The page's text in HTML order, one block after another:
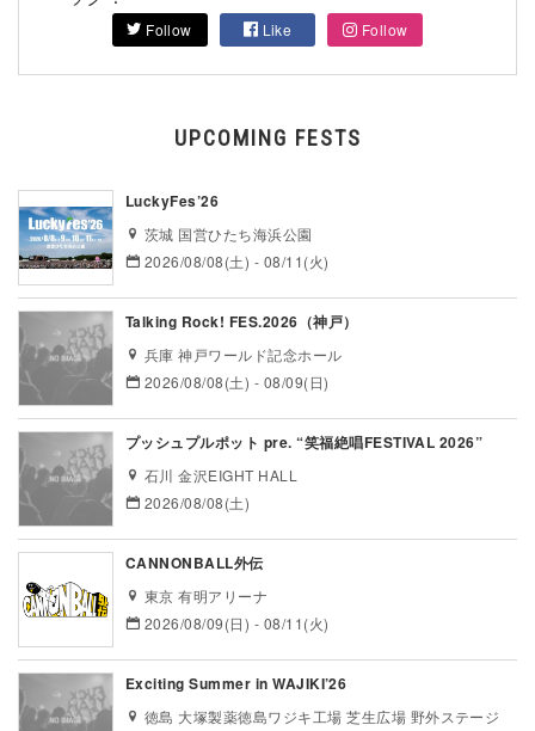
Follow Like Follow
UPCOMING FESTS
LuckyFes’26
茨城 国営ひたち海浜公園
2026/08/08(土) - 08/11(火)
Talking Rock! FES.2026（神戸）
兵庫 神戸ワールド記念ホール
2026/08/08(土) - 08/09(日)
プッシュプルポット pre. “笑福絶唱FESTIVAL 2026”
石川 金沢EIGHT HALL
2026/08/08(土)
CANNONBALL外伝
東京 有明アリーナ
2026/08/09(日) - 08/11(火)
Exciting Summer in WAJIKI’26
徳島 大塚製薬徳島ワジキ工場 芝生広場 野外ステージ